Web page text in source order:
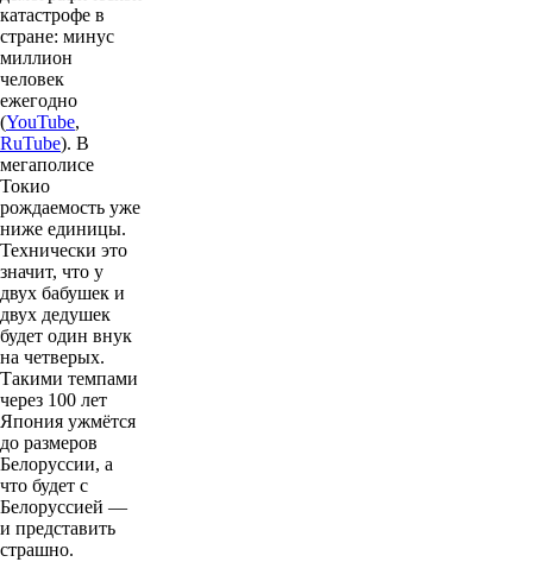
катастрофе в
стране: минус
миллион
человек
ежегодно
(YouTube,
RuTube). В
мегаполисе
Токио
рождаемость уже
ниже единицы.
Технически это
значит, что у
двух бабушек и
двух дедушек
будет один внук
на четверых.
Такими темпами
через 100 лет
Япония ужмётся
до размеров
Белоруссии, а
что будет с
Белоруссией —
и представить
страшно.